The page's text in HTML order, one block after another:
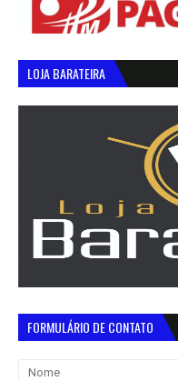
LOJA BARATEIRA
FORMULÁRIO DE CONTATO